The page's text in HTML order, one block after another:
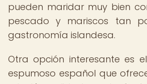
pueden maridar muy bien
pescado y mariscos tan
gastronomía islandesa.
Otra opción interesante es
espumoso español que